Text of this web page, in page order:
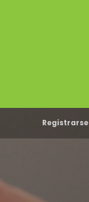
Registrarse